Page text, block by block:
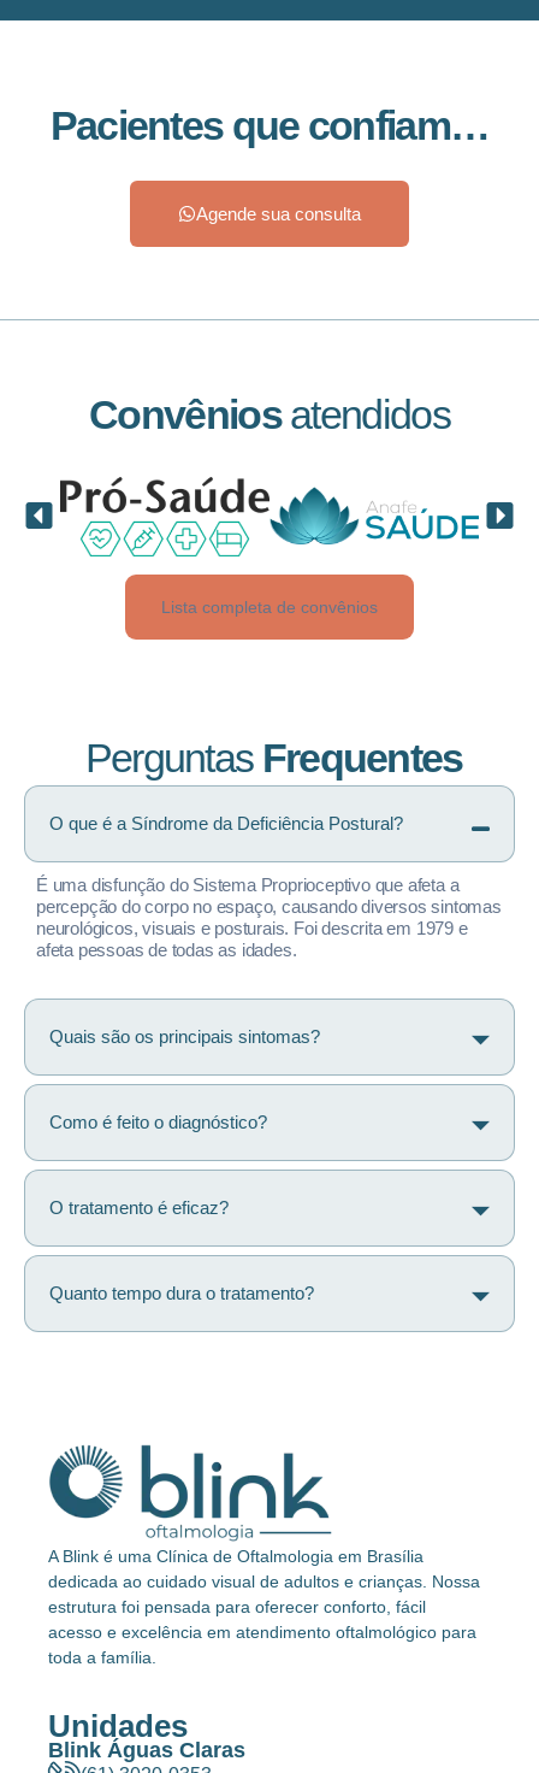
Pacientes que confiam…
Agende sua consulta
Convêniosatendidos
Lista completa de convênios
Perguntas Frequentes
O que é a Síndrome da Deficiência Postural?
É uma disfunção do Sistema Proprioceptivo que afeta a
percepção do corpo no espaço, causando diversos sintomas
neurológicos, visuais e posturais. Foi descrita em 1979 e
afeta pessoas de todas as idades.
Quais são os principais sintomas?
Como é feito o diagnóstico?
O tratamento é eficaz?
Quanto tempo dura o tratamento?
A Blink é uma Clínica de Oftalmologia em Brasília
dedicada ao cuidado visual de adultos e crianças. Nossa
estrutura foi pensada para oferecer conforto, fácil
acesso e excelência em atendimento oftalmológico para
toda a família.
Unidades
Blink Águas Claras